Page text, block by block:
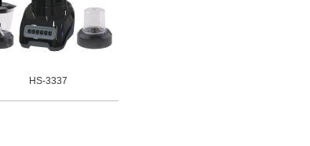
HS-3337